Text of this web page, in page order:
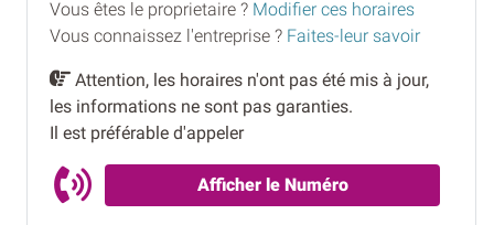
Vous êtes le proprietaire ? Modifier ces horaires
Vous connaissez l'entreprise ? Faites-leur savoir
Attention, les horaires n'ont pas été mis à jour,
les informations ne sont pas garanties.
Il est préférable d'appeler
Afficher le Numéro